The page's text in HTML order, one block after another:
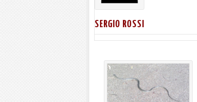
SERGIO ROSSI